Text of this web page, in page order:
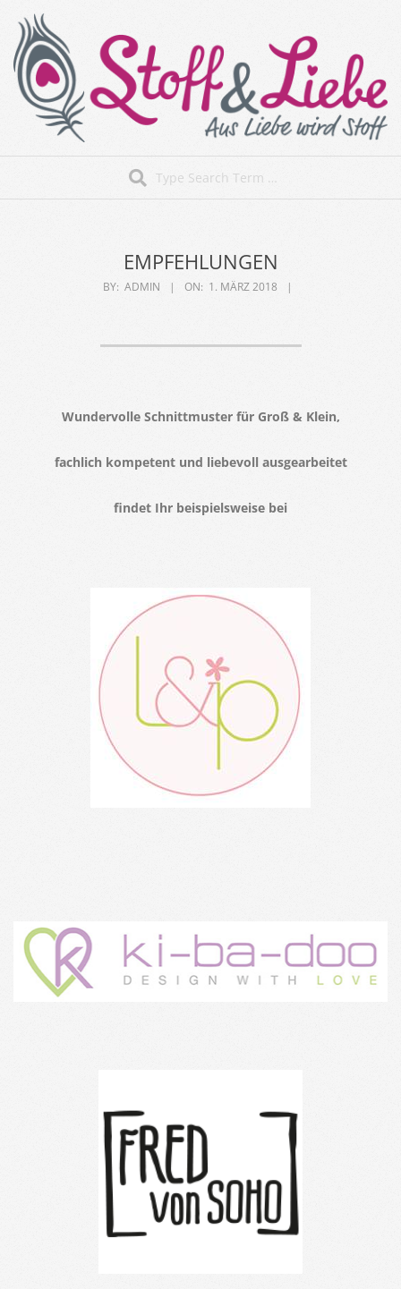
content
Stoff&Liebe
EMPFEHLUNGEN
BY: ADMIN ON: 1. MÄRZ 2018
Wundervolle Schnittmuster für Groß & Klein,
fachlich kompetent und liebevoll ausgearbeitet
findet Ihr beispielsweise bei